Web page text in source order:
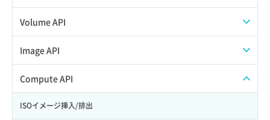
APIでVPSを作成する
API情報を確認する
Credential一覧取得
Credential作成
Credential削除
Credential詳細取得
Volume API
スナップショット一覧取得
スナップショット作成
スナップショット削除
Image API
ISOイメージアップロード
ISOイメージ作成
Compute API
ISOイメージ挿入/排出